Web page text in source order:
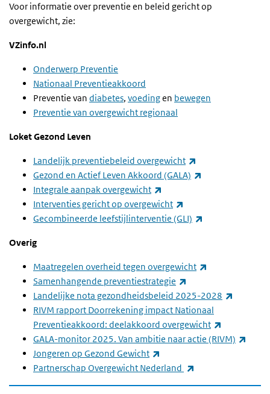
Voor informatie over preventie en beleid gericht op
overgewicht, zie:
VZinfo.nl
Onderwerp Preventie
Nationaal Preventieakkoord
Preventie van diabetes, voedingen bewegen
Preventie van overgewicht regionaal
Loket Gezond Leven
Landelijk preventiebeleid overgewicht
Gezond en Actief Leven Akkoord (GALA)
Integrale aanpak overgewicht
Interventies gericht op overgewicht
Gecombineerde leefstijlinterventie (GLI)
Overig
Maatregelen overheid tegen overgewicht
Samenhangende preventiestrategie
Landelijke nota gezondheidsbeleid 2025-2028
RIVM rapport Doorrekening impact Nationaal
Preventieakkoord: deelakkoord overgewicht
GALA-monitor 2025. Van ambitie naar actie (RIVM)
Jongeren op Gezond Gewicht
Partnerschap Overgewicht Nederland